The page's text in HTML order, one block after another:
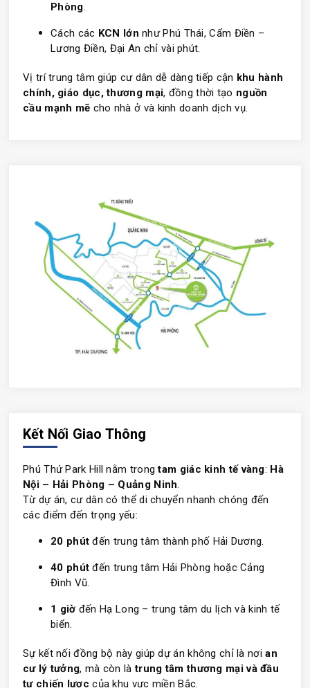
Phòng.
Cách các KCN lớn như Phú Thái, Cẩm Điền –
Lương Điền, Đại An chỉ vài phút.
Vị trí trung tâm giúp cư dân dễ dàng tiếp cận khu hành
chính, giáo dục, thương mại, đồng thời tạo nguồn
cầu mạnh mẽ cho nhà ở và kinh doanh dịch vụ.
Kết Nối Giao Thông
Phú Thứ Park Hill nằm trongtam giác kinh tế vàng: Hà
Nội – Hải Phòng – Quảng Ninh.
Từ dự án, cư dân có thể di chuyển nhanh chóng đến
các điểm đến trọng yếu:
20 phút đến trung tâm thành phố Hải Dương.
40 phút đến trung tâm Hải Phòng hoặc Cảng
Đình Vũ.
1 giờ đến Hạ Long – trung tâm du lịch và kinh tế
biển.
Sự kết nối đồng bộ này giúp dự án không chỉ là nơian
cư lý tưởng, mà còn làtrung tâm thương mại và đầu
tư chiến lược của khu vực miền Bắc.